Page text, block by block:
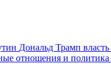
Дональд Трамп власть
отношения и политика